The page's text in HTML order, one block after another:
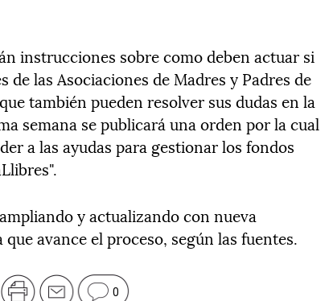
instrucciones sobre como deben actuar si
las Asociaciones de Madres y Padres de
también pueden resolver sus dudas en la
semana se publicará una orden por la cual
a las ayudas para gestionar los fondos
y actualizando con nueva
avance el proceso, según las fuentes.
0